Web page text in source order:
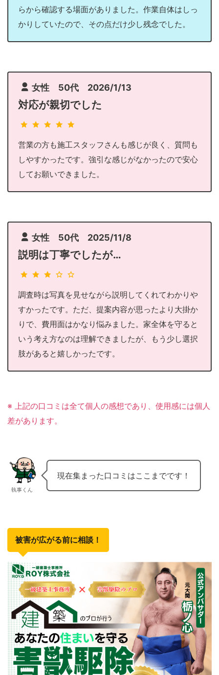
らから確認する場面がありました。作業自体はしっ
かりしていたので、その点だけ少し残念でした。
女性 50代 2026/1/13
対応が親切でした
営業の方も施工スタッフさんも感じが良く、質問も
しやすかったです。強引な感じがなかったので安心
してお願いできました。
女性 50代 2025/11/8
説明は丁寧でしたが…
調査時は写真を見せながら説明してくれてわかりや
すかったです。ただ、提案内容が思ったより大掛か
りで、費用面はかなり悩みました。家全体を守ると
いう考え方なのは理解できましたが、もう少し選択
肢があると嬉しかったです。
※ 上記の口コミは全て個人の感想であり、使用感には個人
差があります。
執事くん
現在集まった口コミはここまでです！
被害が広がる前に相談！